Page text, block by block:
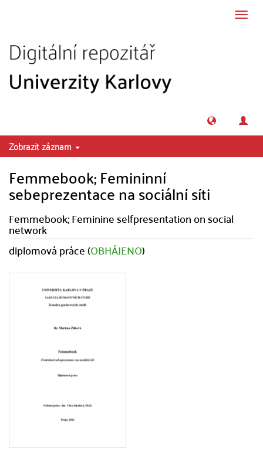
Zobrazit záznam
Femmebook; Femininní
sebeprezentace na sociální síti
Femmebook; Feminine selfpresentation on social
network
diplomová práce (OBHÁJENO)